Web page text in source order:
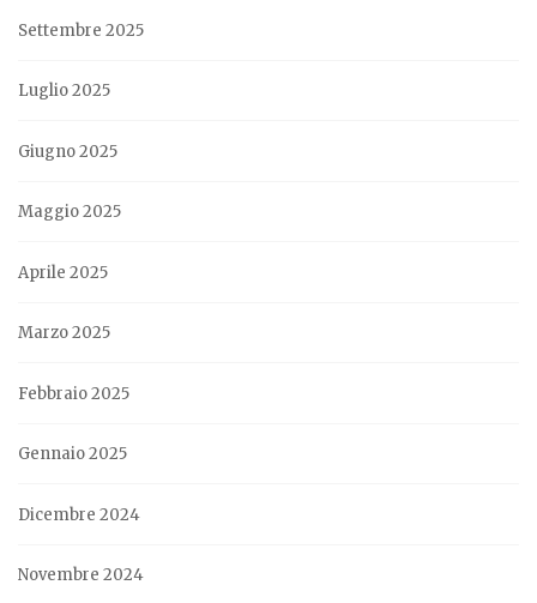
Settembre 2025
Luglio 2025
Giugno 2025
Maggio 2025
Aprile 2025
Marzo 2025
Febbraio 2025
Gennaio 2025
Dicembre 2024
Novembre 2024